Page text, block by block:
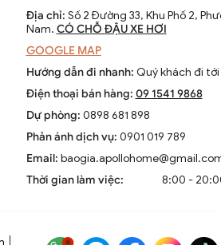
Địa chỉ: Số 2 Đường 33, Khu Phố 2,
Nam. CÓ CHỖ ĐẬU XE HƠI
GOOGLE MAP
Hướng dẫn đi nhanh: Quý khách đi
Điện thoại bán hàng: 09 1541 9868
Dự phòng: 0898 681 898
Phản ánh dịch vụ: 0901 019 789
Email:
Thời gian làm việc:
8:00 -